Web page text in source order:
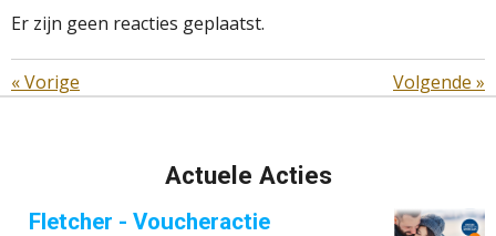
Er zijn geen reacties geplaatst.
«Vorige Volgende »
Actuele Acties
Fletcher - Voucheractie